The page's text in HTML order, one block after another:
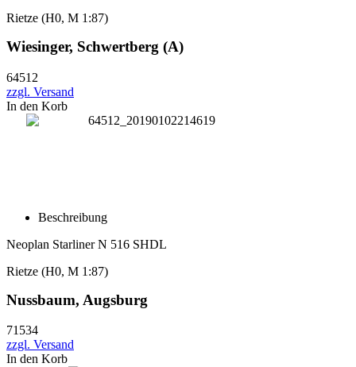
Rietze (H0, M 1:87)
Wiesinger, Schwertberg (A)
64512
zzgl. Versand
In den Korb
Beschreibung
Neoplan Starliner N 516 SHDL
Rietze (H0, M 1:87)
Nussbaum, Augsburg
71534
zzgl. Versand
In den Korb